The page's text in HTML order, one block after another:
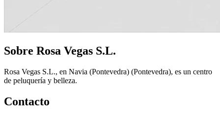
Sobre Rosa Vegas S.L.
Rosa Vegas S.L., en Navia (Pontevedra) (Pontevedra), es un centro
de peluquería y belleza.
Contacto